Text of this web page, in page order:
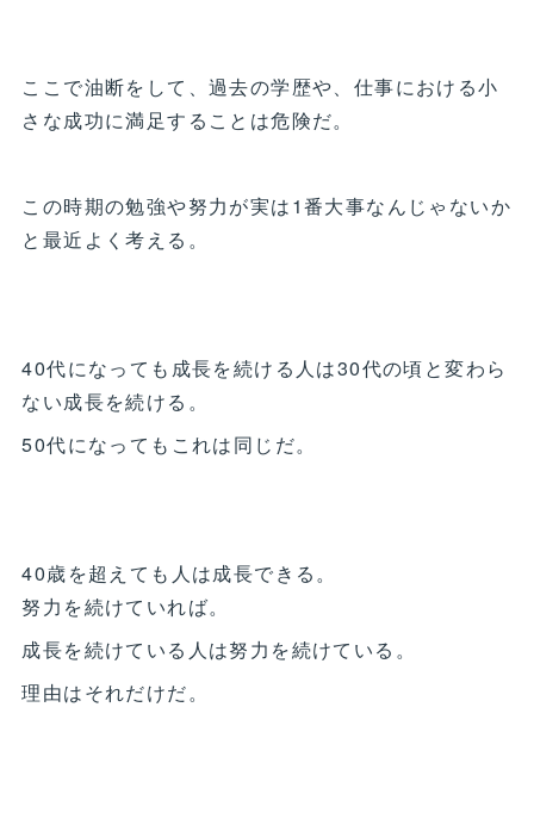
ここで油断をして、過去の学歴や、仕事における小
さな成功に満足することは危険だ。
この時期の勉強や努力が実は1番大事なんじゃないか
と最近よく考える。
40代になっても成長を続ける人は30代の頃と変わら
ない成長を続ける。
50代になってもこれは同じだ。
40歳を超えても人は成長できる。
努力を続けていれば。
成長を続けている人は努力を続けている。
理由はそれだけだ。